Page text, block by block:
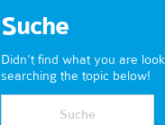
Suche
Didn't find what you are
searching the topic below!